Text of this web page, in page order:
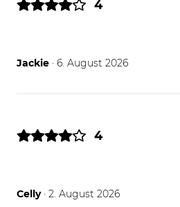
4
Jackie 06.08.26
· 6. August 2026
4
Celly 02.08.26
· 2. August 2026